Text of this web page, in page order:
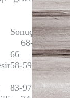
Sonuç
68-
66
58-59
83-97